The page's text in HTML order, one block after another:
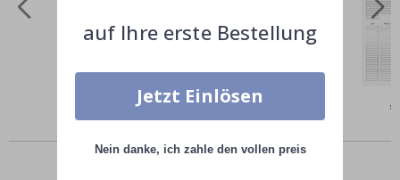
Special
€9,00
Andere kauften auch
auf Ihre erste Bestellung
Jetzt Einlösen
Nein danke, ich zahle den vollen preis